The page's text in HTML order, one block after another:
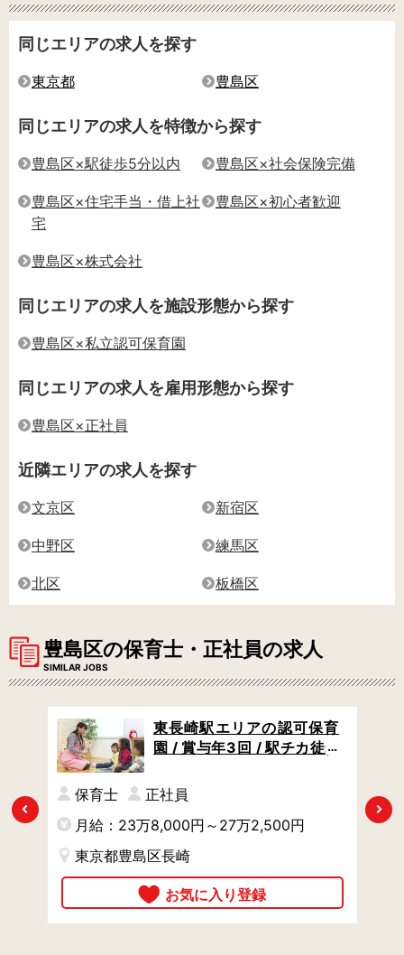
同じエリアの求人を探す
東京都 豊島区
同じエリアの求人を特徴から探す
豊島区×駅徒歩5分以内 豊島区×社会保険完備
豊島区×住宅手当・借上社
宅
豊島区×初心者歓迎
豊島区×株式会社
同じエリアの求人を施設形態から探す
豊島区×私立認可保育園
同じエリアの求人を雇用形態から探す
豊島区×正社員
近隣エリアの求人を探す
文京区 新宿区
中野区 練馬区
北区 板橋区
豊島区の保育士・正社員の求人
SIMILAR JOBS
Previous
東長崎駅エリアの認可保育
園 / 賞与年3回 / 駅チカ徒歩
名の小さめ保育園
保育士
正社員
月給：23万8,000円～27万2,500円
東京都豊島区長崎
Next